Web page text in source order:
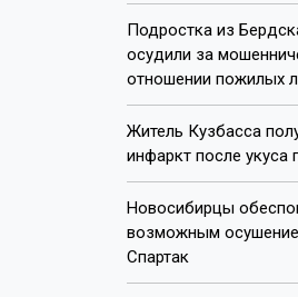
Подростка из
осудили за
отношении пожилых
Житель Кузбасса
инфаркт после укуса
Новосибирцы
возможным
Спартак